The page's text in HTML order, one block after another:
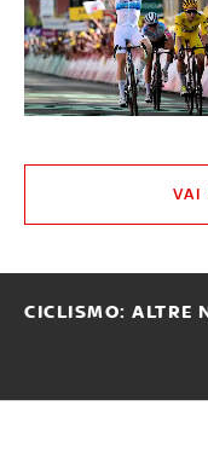
VAI
CICLISMO: ALTRE